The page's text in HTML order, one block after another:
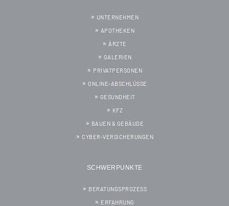
UNTERNEHMEN
APOTHEKEN
ÄRZTE
GALERIEN
PRIVATPERSONEN
ONLINE-ABSCHLÜSSE
GESUNDHEIT
KFZ
BAUEN & GEBÄUDE
CYBER-VERSICHERUNGEN
SCHWERPUNKTE
BERATUNGSPROZESS
ERFAHRUNG